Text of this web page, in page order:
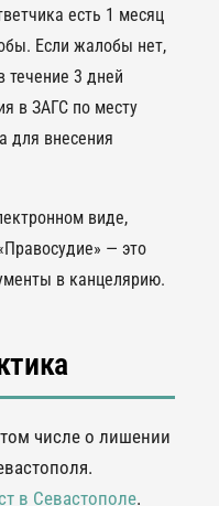
есть 1 месяц
Если жалобы нет,
течение 3 дней
в ЗАГС по месту
для внесения
виде,
— это
в канцелярию.
числе о лишении
в Севастополе.